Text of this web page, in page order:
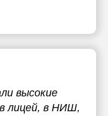
высокие
лицей, в НИШ,